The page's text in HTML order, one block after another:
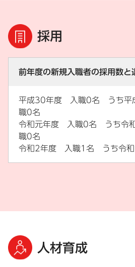
採用
前年度の新規入職者の採用数と
平成30年度 入職0名 うち平
職0名
令和元年度 入職0名 うち令
職0名
令和2年度 入職1名 うち令和
人材育成